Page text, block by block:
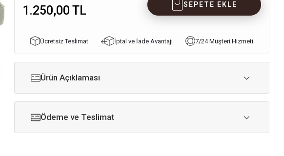
1.250,00 TL SEPETE EKLE
Ücretsiz Teslimat İptal ve İade Avantajı 7/24 Müşteri Hizmeti
Ürün Açıklaması
Ödeme ve Teslimat